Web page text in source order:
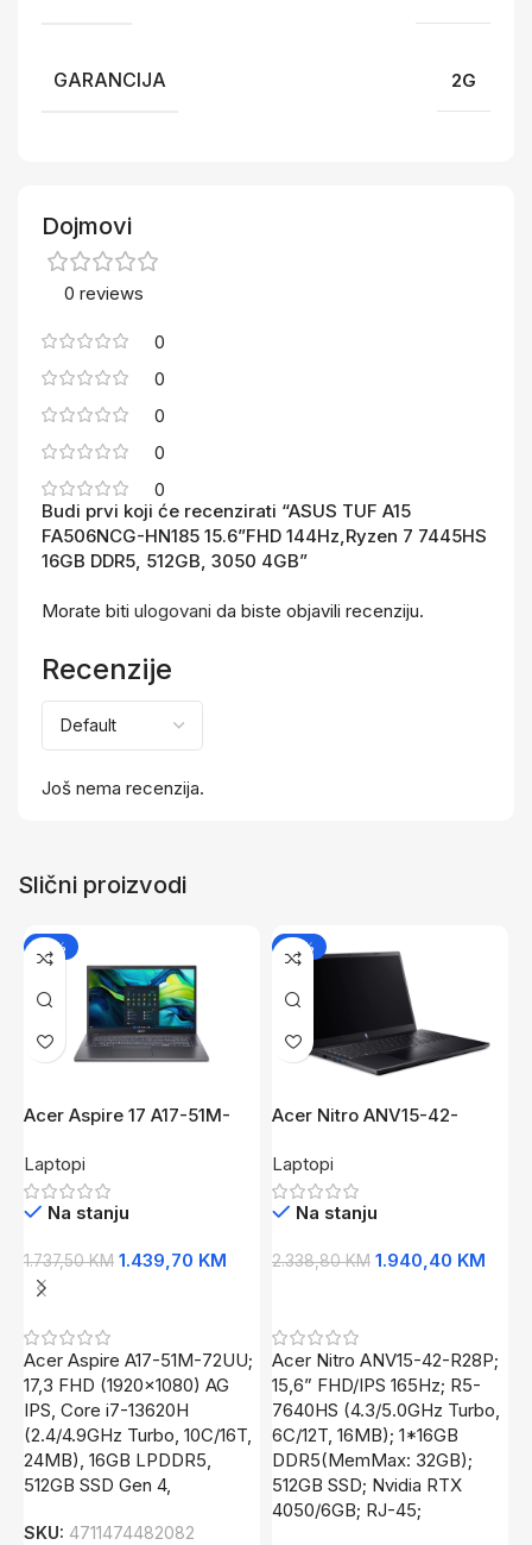
GARANCIJA 2G
Dojmovi
0 reviews
0
0
0
0
0
Recenzije
Još nema recenzija.
Budi prvi koji će recenzirati “ASUS TUF A15
FA506NCG-HN185 15.6”FHD 144Hz,Ryzen 7 7445HS
16GB DDR5, 512GB, 3050 4GB”
Morate biti ulogovani da biste objavili recenziju.
Slični proizvodi
-17%
Acer Aspire 17 A17-51M-
2.4/4.9GHz16GB DDR5,
512GB SSD, WiFi6+BT5.1
Laptopi
Na stanju
1.737,50KM 1.439,70 KM
Dodaj U Korpu
Acer Aspire A17-51M-72UU;
17,3 FHD (1920×1080) AG
IPS, Core i7-13620H
(2.4/4.9GHz Turbo, 10C/16T,
24MB), 16GB LPDDR5,
512GB SSD Gen 4,
SKU: 4711474482082
-17%
Acer Nitro ANV15-42-
R5-7640HS16GB DDR5,
512GB SSD, RTX4050 6GB
Laptopi
Na stanju
2.338,80KM 1.940,40 KM
Acer Nitro ANV15-42-R28P;
15,6” FHD/IPS 165Hz; R5-
7640HS (4.3/5.0GHz Turbo,
6C/12T, 16MB); 1*16GB
DDR5(MemMax: 32GB);
512GB SSD; Nvidia RTX
4050/6GB; RJ-45;